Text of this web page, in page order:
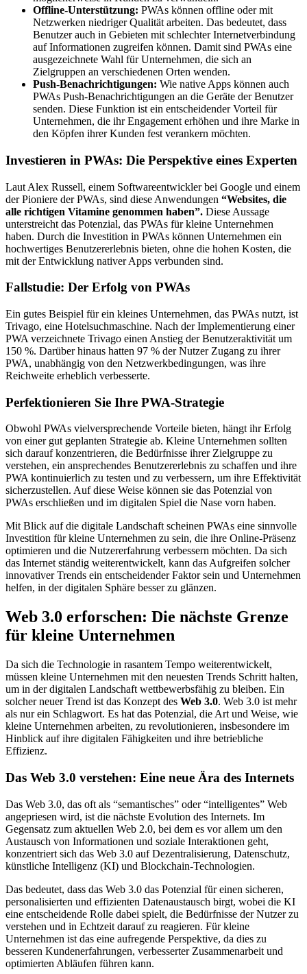
Offline-Unterstützung: PWAs können offline oder mit
Netzwerken niedriger Qualität arbeiten. Das bedeutet, dass
Benutzer auch in Gebieten mit schlechter Internetverbindung
auf Informationen zugreifen können. Damit sind PWAs eine
ausgezeichnete Wahl für Unternehmen, die sich an
Zielgruppen an verschiedenen Orten wenden.
Push-Benachrichtigungen: Wie native Apps können auch
PWAs Push-Benachrichtigungen an die Geräte der Benutzer
senden. Diese Funktion ist ein entscheidender Vorteil für
Unternehmen, die ihr Engagement erhöhen und ihre Marke in
den Köpfen ihrer Kunden fest verankern möchten.
Investieren in PWAs: Die Perspektive eines Experten
Laut Alex Russell, einem Softwareentwickler bei Google und einem
der Pioniere der PWAs, sind diese Anwendungen “Websites, die
alle richtigen Vitamine genommen haben”. Diese Aussage
unterstreicht das Potenzial, das PWAs für kleine Unternehmen
haben. Durch die Investition in PWAs können Unternehmen ein
hochwertiges Benutzererlebnis bieten, ohne die hohen Kosten, die
mit der Entwicklung nativer Apps verbunden sind.
Fallstudie: Der Erfolg von PWAs
Ein gutes Beispiel für ein kleines Unternehmen, das PWAs nutzt, ist
Trivago, eine Hotelsuchmaschine. Nach der Implementierung einer
PWA verzeichnete Trivago einen Anstieg der Benutzeraktivität um
150 %. Darüber hinaus hatten 97 % der Nutzer Zugang zu ihrer
PWA, unabhängig von den Netzwerkbedingungen, was ihre
Reichweite erheblich verbesserte.
Perfektionieren Sie Ihre PWA-Strategie
Obwohl PWAs vielversprechende Vorteile bieten, hängt ihr Erfolg
von einer gut geplanten Strategie ab. Kleine Unternehmen sollten
sich darauf konzentrieren, die Bedürfnisse ihrer Zielgruppe zu
verstehen, ein ansprechendes Benutzererlebnis zu schaffen und ihre
PWA kontinuierlich zu testen und zu verbessern, um ihre Effektivität
sicherzustellen. Auf diese Weise können sie das Potenzial von
PWAs erschließen und im digitalen Spiel die Nase vorn haben.
Mit Blick auf die digitale Landschaft scheinen PWAs eine sinnvolle
Investition für kleine Unternehmen zu sein, die ihre Online-Präsenz
optimieren und die Nutzererfahrung verbessern möchten. Da sich
das Internet ständig weiterentwickelt, kann das Aufgreifen solcher
innovativer Trends ein entscheidender Faktor sein und Unternehmen
helfen, in der digitalen Sphäre besser zu glänzen.
Web 3.0 erforschen: Die nächste Grenze
für kleine Unternehmen
Da sich die Technologie in rasantem Tempo weiterentwickelt,
müssen kleine Unternehmen mit den neuesten Trends Schritt halten,
um in der digitalen Landschaft wettbewerbsfähig zu bleiben. Ein
solcher neuer Trend ist das Konzept des Web 3.0. Web 3.0 ist mehr
als nur ein Schlagwort. Es hat das Potenzial, die Art und Weise, wie
kleine Unternehmen arbeiten, zu revolutionieren, insbesondere im
Hinblick auf ihre digitalen Fähigkeiten und ihre betriebliche
Effizienz.
Das Web 3.0 verstehen: Eine neue Ära des Internets
Das Web 3.0, das oft als “semantisches” oder “intelligentes” Web
angepriesen wird, ist die nächste Evolution des Internets. Im
Gegensatz zum aktuellen Web 2.0, bei dem es vor allem um den
Austausch von Informationen und soziale Interaktionen geht,
konzentriert sich das Web 3.0 auf Dezentralisierung, Datenschutz,
künstliche Intelligenz (KI) und Blockchain-Technologien.
Das bedeutet, dass das Web 3.0 das Potenzial für einen sicheren,
personalisierten und effizienten Datenaustausch birgt, wobei die KI
eine entscheidende Rolle dabei spielt, die Bedürfnisse der Nutzer zu
verstehen und in Echtzeit darauf zu reagieren. Für kleine
Unternehmen ist das eine aufregende Perspektive, da dies zu
besseren Kundenerfahrungen, verbesserter Zusammenarbeit und
optimierten Abläufen führen kann.